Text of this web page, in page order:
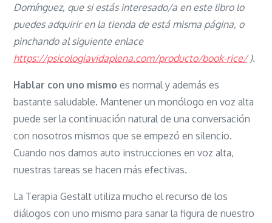
Domínguez, que si estás interesado/a en este libro lo
puedes adquirir en la tienda de está misma página, o
pinchando al siguiente enlace
https://psicologiavidaplena.com/producto/book-rice/).
Hablar con uno mismo es normal y además es
bastante saludable. Mantener un monólogo en voz alta
puede ser la continuación natural de una conversación
con nosotros mismos que se empezó en silencio.
Cuando nos damos auto instrucciones en voz alta,
nuestras tareas se hacen más efectivas.
La Terapia Gestalt utiliza mucho el recurso de los
diálogos con uno mismo para sanar la figura de nuestro